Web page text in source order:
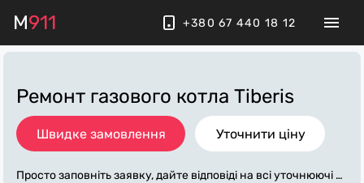
M911 +380 67 440 18 12
Ремонт газового котла Tiberis
Швидке замовлення Уточнити ціну
Просто заповніть заявку, дайте відповіді на всі уточнюючі за